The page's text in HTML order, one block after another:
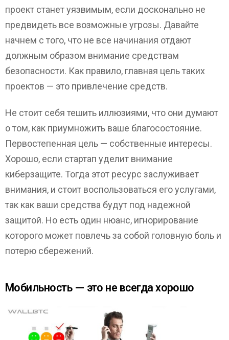
проект станет уязвимым, если досконально не
предвидеть все возможные угрозы. Давайте
начнем с того, что не все начинания отдают
должным образом внимание средствам
безопасности. Как правило, главная цель таких
проектов — это привлечение средств.
Не стоит себя тешить иллюзиями, что они думают
о том, как приумножить ваше благосостояние.
Первостепенная цель — собственные интересы.
Хорошо, если стартап уделит внимание
киберзащите. Тогда этот ресурс заслуживает
внимания, и стоит воспользоваться его услугами,
так как ваши средства будут под надежной
защитой. Но есть один нюанс, игнорирование
которого может повлечь за собой головную боль и
потерю сбережений.
Мобильность — это не всегда хорошо